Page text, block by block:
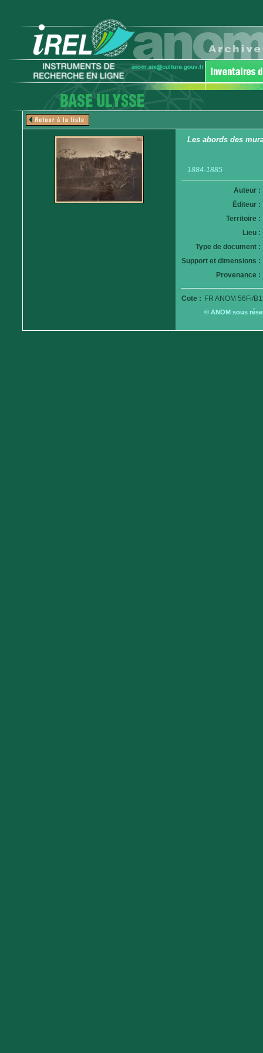
Les abords des
1884-1885
Auteur :
Éditeur :
Territoire :
Lieu :
Type de document :
Support et dimensions :
Provenance :
Cote : FR ANOM 56Fi/
© ANOM sous